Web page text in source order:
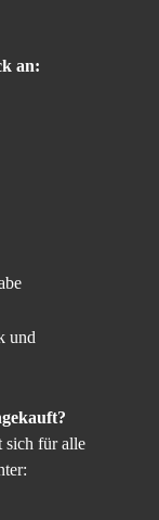
an:
und
sich für alle